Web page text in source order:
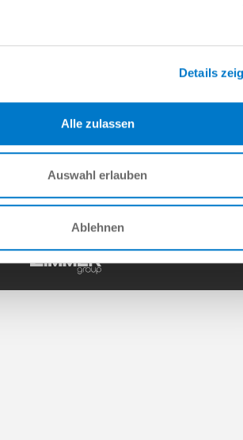
Details
Alle zulassen
Auswahl erlauben
Ablehnen
개인정보 보호정책 사이트 정보 연락처
Copyright © ZIMMER GROUP 2026